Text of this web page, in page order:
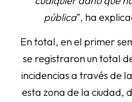
pública”, ha
En total, en el primer
se registraron un total
incidencias a través de
esta zona de la ciudad,